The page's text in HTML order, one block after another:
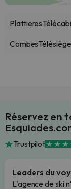
Plattieres
CombesTélésiège
Réservez en
Trustpilot
Leaders du
L'agence de ski